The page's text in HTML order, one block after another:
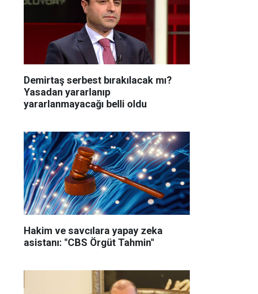
Demirtaş serbest bırakılacak mı?
Yasadan yararlanıp
yararlanmayacağı belli oldu
Hakim ve savcılara yapay zeka
asistanı: ''CBS Örgüt Tahmin''